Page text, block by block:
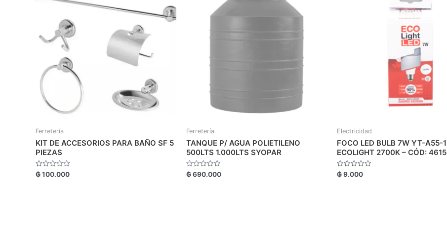
Ferretería
KIT DE ACCESORIOS PARA BAÑO SF 5
PIEZAS
Valorado
con
₲100.000
Ferretería
TANQUE P/ AGUA POLIETILENO
500LTS 1.000LTS SYOPAR
Valorado
con
₲690.000
Electricidad
FOCO LED BULB 7W YT-A55-1
ECOLIGHT 2700K – CÓD: 4615
Valorado
con
₲9.000